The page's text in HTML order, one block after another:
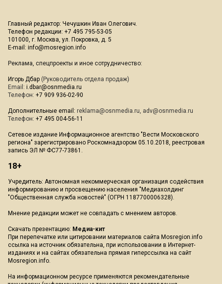
Главный редактор: Чечушкин Иван Олегович.
Телефон редакции: +7 495 795-53-05
101000, г. Москва, ул. Покровка, д. 5
E-mail: info@mosregion.info
Реклама, спецпроекты и иное сотрудничество:
Игорь Дбар (Руководитель отдела продаж)
Email: i.dbar@osnmedia.ru
Телефон: +7 909 936-02-90
Дополнительные email: reklama@osnmedia.ru, adv@osnmedia.ru
Телефон: +7 495 004-56-11
Сетевое издание Информационное агентство "Вести Московского
региона" зарегистрировано Роскомнадзором 05.10.2018, реестровая
запись ЭЛ № ФС77-73861.
18+
Учредитель: Автономная некоммерческая организация содействия
информированию и просвещению населения "Медиахолдинг
"Общественная служба новостей" (ОГРН 1187700006328).
Мнение редакции может не совпадать с мнением авторов.
Скачать презентацию: Медиа-кит
При перепечатке или цитировании материалов сайта Mosregion.info
ссылка на источник обязательна, при использовании в Интернет-
изданиях и на сайтах обязательна прямая гиперссылка на сайт
Mosregion.info.
На информационном ресурсе применяются рекомендательные